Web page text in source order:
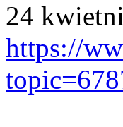
24
https://